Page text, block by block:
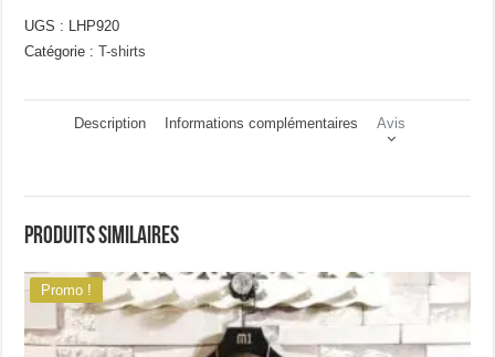
décontracté
en
UGS : LHP920
Catégorie :T-shirts
Description Informations complémentaires Avis
Produits similaires
Promo !